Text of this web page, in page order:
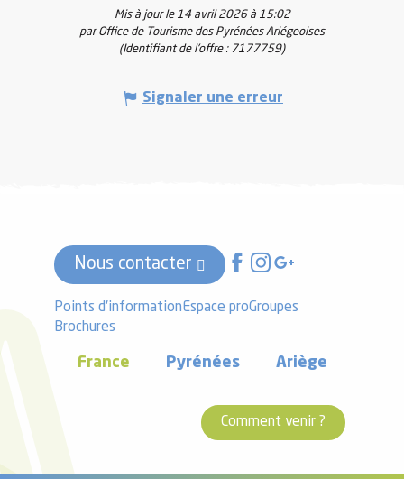
Mis à jour le 14 avril 2026 à 15:02
par Office de Tourisme des Pyrénées Ariégeoises
(Identifiant de l'offre : 7177759)
Signaler une erreur
Nous contacter
Points d'informationEspace proGroupes
Brochures
France Pyrénées Ariège
Comment venir ?